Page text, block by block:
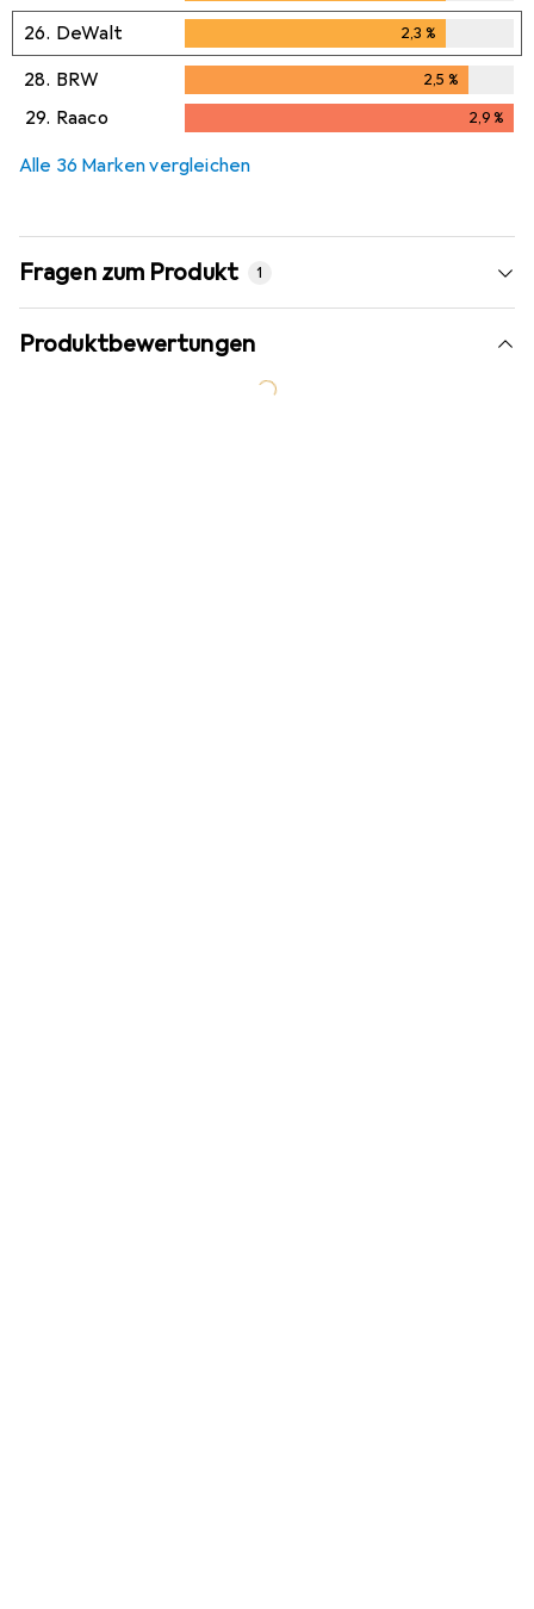
26. DeWalt 2,3 %
28. BRW 2,5 %
2,5%
29. Raaco 2,9%
Alle 36 Marken vergleichen
Fragen zum Produkt 1
Produktbewertungen